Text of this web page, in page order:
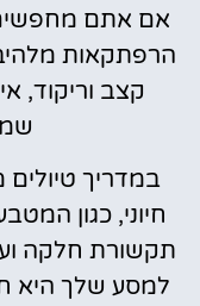
אם אתם
הרפתקאות
קצב וריקוד,
במדריך טיולים
חיוני, כגון
תקשורת חלקה
למסע שלך היא